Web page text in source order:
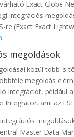
Exact Globe
integrációs
re (Exact Exact
.
megoldások
közül több is
megoldás
integrációt, például
Integrator, ami az
Master Data